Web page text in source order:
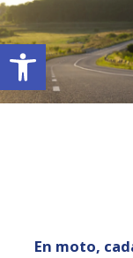
Abrir
En moto,